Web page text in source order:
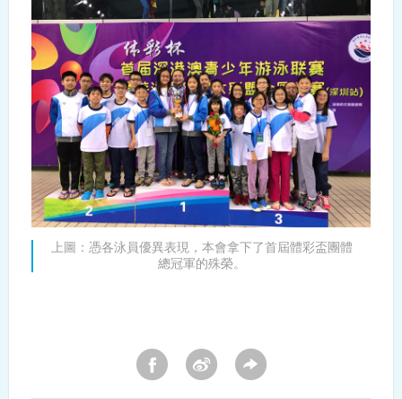
上圖：憑各泳員優異表現，本會拿下了首屆體彩盃團體
總冠軍的殊榮。